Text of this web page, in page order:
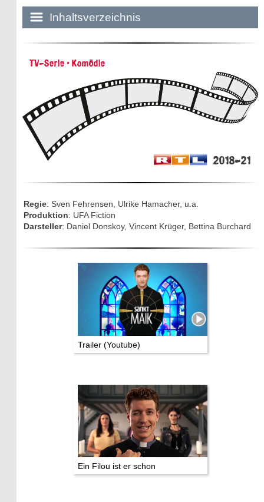
Inhaltsverzeichnis
Historie:
Mythen, Märchen & Legenden (2025)
Eifelkarte:
Drehorte & Tatorte
TV & Kino
Die Stars:
Wer hat wo gedreht?
Impressum
Datenschutz
TV-Serie • Komödie
2018-21
Regie: Sven Fehrensen, Ulrike Hamacher, u.a.
Produktion: UFA Fiction
Darsteller: Daniel Donskoy, Vincent Krüger, Bettina Burchard
Trailer (Youtube)
Ein Filou ist er schon